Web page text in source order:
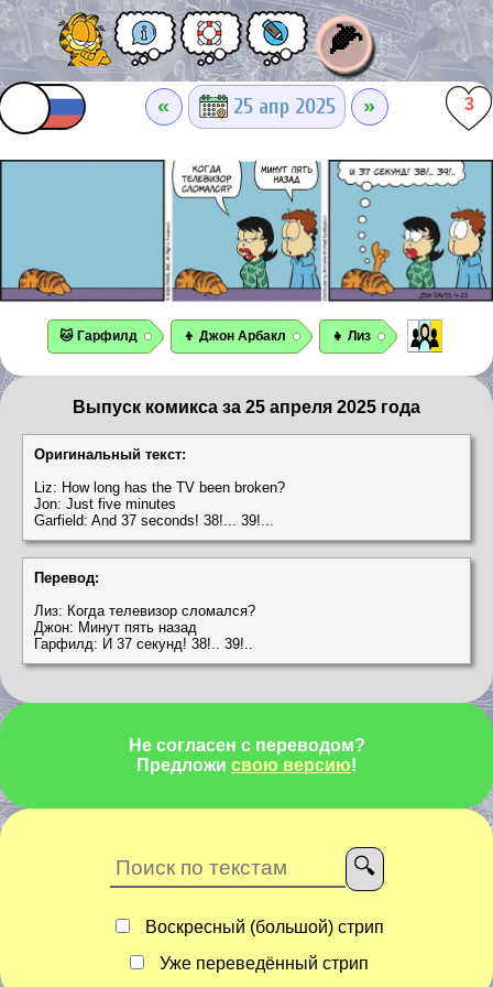
🌽
« 25 апр 2025 » 3
🐱 Гарфилд 👦 Джон Арбакл 👧 Лиз
Выпуск комикса за 25 апреля 2025 года
Оригинальный текст:
Liz: How long has the TV been broken?
Jon: Just five minutes
Garfield: And 37 seconds! 38!... 39!...
Перевод:
Лиз: Когда телевизор сломался?
Джон: Минут пять назад
Гарфилд: И 37 секунд! 38!.. 39!..
Не согласен с переводом?
Предложи свою версию!
Воскресный (большой) стрип
Уже переведённый стрип